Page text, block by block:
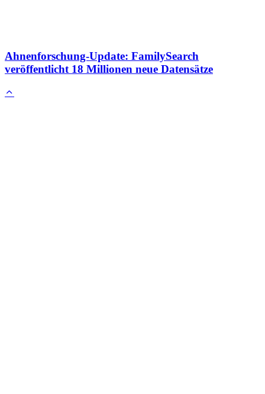
Ahnenforschung-Update: FamilySearch
veröffentlicht 18 Millionen neue Datensätze